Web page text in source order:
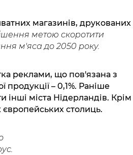
магазинів, друкованих
метою скоротити
м'яса до 2050 року.
реклами, що пов'язана з
– 0,1%. Раніше
міста Нідерландів. Крім
столиць.